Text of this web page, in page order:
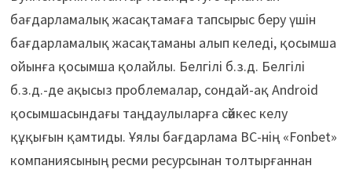
бағдарламалық жасақтамаға тапсырыс беру үшін
бағдарламалық жасақтаманы алып келеді, қосымша
ойынға қосымша қолайлы. Белгілі б.з.д. Белгілі
б.з.д.-де ақысыз проблемалар, сондай-ақ Android
қосымшасындағы таңдаулыларға сәйкес келу
құқығын қамтиды. Ұялы бағдарлама BC-нің «Fonbet»
компаниясының ресми ресурсынан толтырғаннан